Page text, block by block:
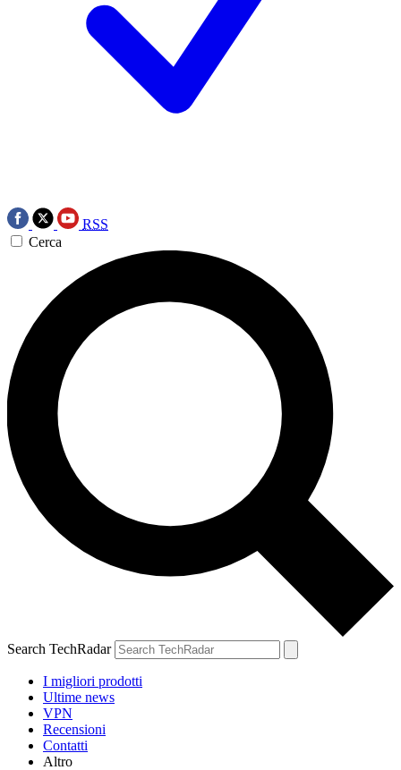
RSS
Cerca
Search TechRadar
I migliori prodotti
Ultime news
VPN
Recensioni
Contatti
Altro